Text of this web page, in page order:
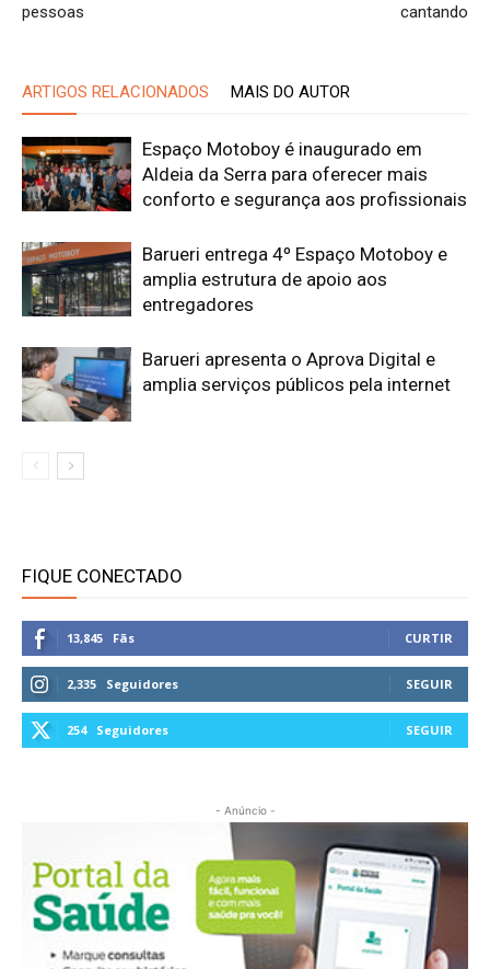
pessoas
cantando
ARTIGOS RELACIONADOS MAIS DO AUTOR
Espaço Motoboy é inaugurado em
Aldeia da Serra para oferecer mais
conforto e segurança aos profissionais
Barueri entrega 4º Espaço Motoboy e
amplia estrutura de apoio aos
entregadores
Barueri apresenta o Aprova Digital e
amplia serviços públicos pela internet
FIQUE CONECTADO
13,845 Fãs CURTIR
2,335 Seguidores SEGUIR
254 Seguidores SEGUIR
- Anúncio -